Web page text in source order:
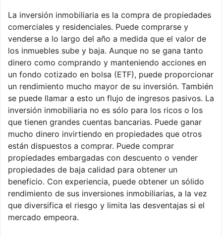
La inversión inmobiliaria es la compra de propiedades
comerciales y residenciales. Puede comprarse y
venderse a lo largo del año a medida que el valor de
los inmuebles sube y baja. Aunque no se gana tanto
dinero como comprando y manteniendo acciones en
un fondo cotizado en bolsa (ETF), puede proporcionar
un rendimiento mucho mayor de su inversión. También
se puede llamar a esto un flujo de ingresos pasivos. La
inversión inmobiliaria no es sólo para los ricos o los
que tienen grandes cuentas bancarias. Puede ganar
mucho dinero invirtiendo en propiedades que otros
están dispuestos a comprar. Puede comprar
propiedades embargadas con descuento o vender
propiedades de baja calidad para obtener un
beneficio. Con experiencia, puede obtener un sólido
rendimiento de sus inversiones inmobiliarias, a la vez
que diversifica el riesgo y limita las desventajas si el
mercado empeora.